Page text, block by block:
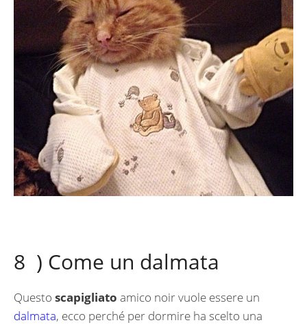
8 ) Come un dalmata
Questo scapigliato amico noir vuole essere un
dalmata, ecco perché per dormire ha scelto una